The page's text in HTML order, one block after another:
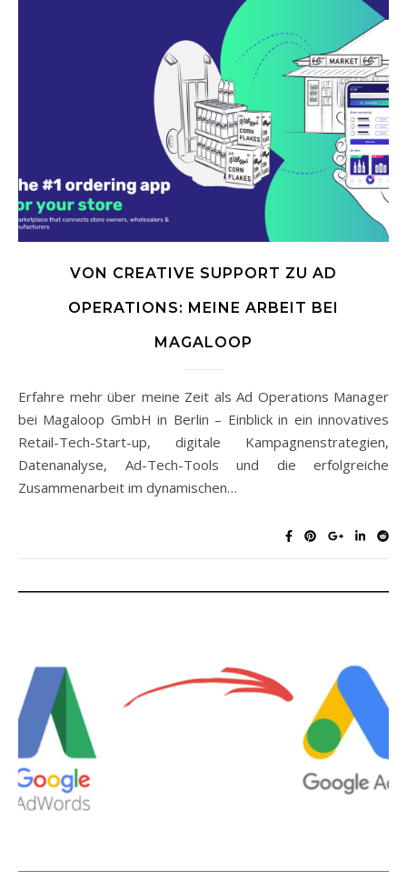
VON CREATIVE SUPPORT ZU AD
OPERATIONS: MEINE ARBEIT BEI
MAGALOOP
Erfahre mehr über meine Zeit als Ad Operations Manager
bei Magaloop GmbH in Berlin – Einblick in ein innovatives
Retail-Tech-Start-up, digitale Kampagnenstrategien,
Datenanalyse, Ad-Tech-Tools und die erfolgreiche
Zusammenarbeit im dynamischen…